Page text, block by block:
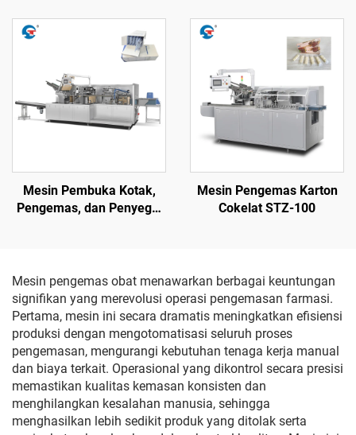
Mesin Pembuka Kotak,
Pengemas, dan Penyegel
Mesin Pengemas Karton
Cokelat STZ-100
Mesin pengemas obat menawarkan berbagai keuntungan
signifikan yang merevolusi operasi pengemasan farmasi.
Pertama, mesin ini secara dramatis meningkatkan efisiensi
produksi dengan mengotomatisasi seluruh proses
pengemasan, mengurangi kebutuhan tenaga kerja manual
dan biaya terkait. Operasional yang dikontrol secara presisi
memastikan kualitas kemasan konsisten dan
menghilangkan kesalahan manusia, sehingga
menghasilkan lebih sedikit produk yang ditolak serta